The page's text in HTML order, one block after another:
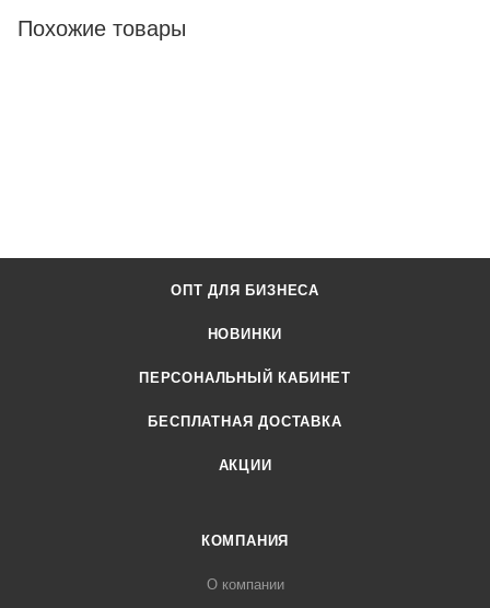
Похожие товары
ОПТ ДЛЯ БИЗНЕСА
НОВИНКИ
ПЕРСОНАЛЬНЫЙ КАБИНЕТ
БЕСПЛАТНАЯ ДОСТАВКА
АКЦИИ
КОМПАНИЯ
О компании